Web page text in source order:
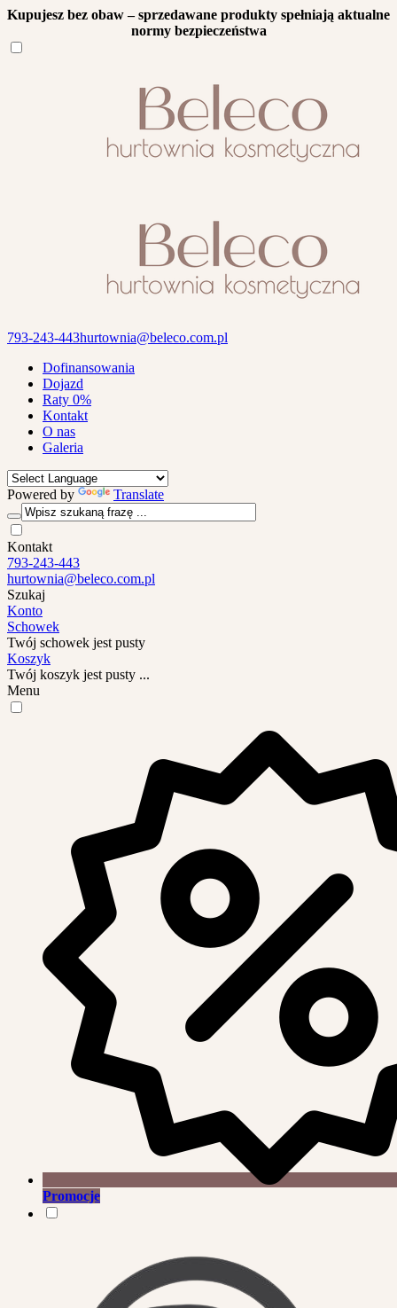
Kupujesz bez obaw – sprzedawane produkty spełniają aktualne
normy bezpieczeństwa
793-243-443hurtownia@beleco.com.pl
Dofinansowania
Dojazd
Raty 0%
Kontakt
O nas
Galeria
Powered by Translate
Kontakt
793-243-443
hurtownia@beleco.com.pl
Szukaj
Konto
Schowek
Twój schowek jest pusty
Koszyk
Twój koszyk jest pusty ...
Menu
Promocje